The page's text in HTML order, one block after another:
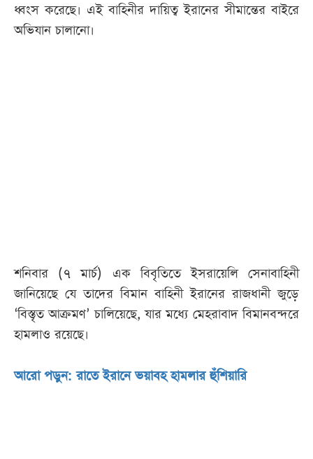
ছবি
ধ্বংস করেছে। এই বাহিনীর দায়িত্ব ইরানের সীমান্তের বাইরে
অভিযান চালানো।
শনিবার (৭ মার্চ) এক বিবৃতিতে ইসরায়েলি সেনাবাহিনী
জানিয়েছে যে তাদের বিমান বাহিনী ইরানের রাজধানী জুড়ে
‘বিস্তৃত আক্রমণ’ চালিয়েছে, যার মধ্যে মেহরাবাদ বিমানবন্দরে
হামলাও রয়েছে।
আরো পড়ুন: রাতে ইরানে ভয়াবহ হামলার হুঁশিয়ারি